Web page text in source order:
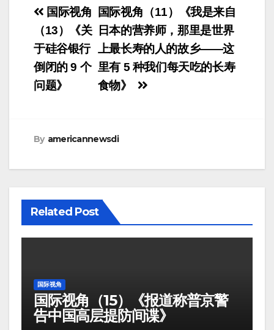
Post
navigation
国际视角（11）《我是来自
日本的营养师，那里是世界
上最长寿的人的故乡——这
里有 5 种我们每天吃的长寿
食物》
国际视角
（13）《关
于硅谷银行
倒闭的 9 个
问题》
By americannewsdi
Related Post
国际视角
国际视角（15）《报道称普京警
告中国高层提防间谍》